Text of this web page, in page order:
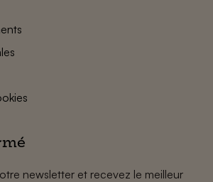
newsletter et recevez le meilleur